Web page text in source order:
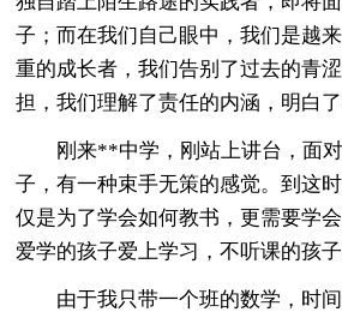
子；而在我们自己眼中，我们是越
重的成长者，我们告别了过去的青
担，我们理解了责任的内涵，明白
刚来**中学，刚站上讲台，面对
子，有一种束手无策的感觉。到这
仅是为了学会如何教书，更需要学
爱学的孩子爱上学习，不听课的孩子
由于我只带一个班的数学，时间